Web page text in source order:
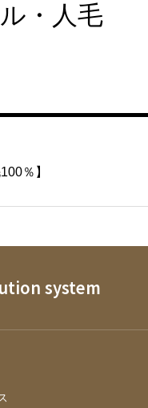
・人毛
％】
system